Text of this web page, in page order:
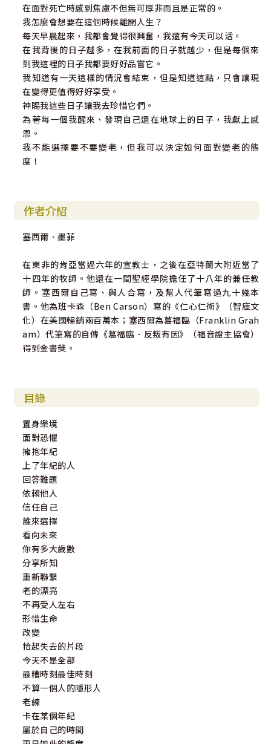
在面對死亡時感到焦慮不但無可厚非而且是正常的。
我怎麼會想要在這個時候離開人生？
每天早晨起來，我都會覺得很興奮，我還有今天可以活。
在我背後的日子越多，在我前面的日子就越少，但是每個來
到我這裡的日子我都要好好品嘗它。
我知道有一天這樣的情況會結束，但是知道這點，只會讓現
在變得更值得好好享受。
神賜我這些日子讓我去珍惜它們。
為著每一個我醒來、發現自己還在地球上的日子，我獻上感
恩。
我不能選擇要不要變老，但我可以決定如何面對變老的態
度！
作者介紹
塞西爾．墨菲
在東非的肯亞當過六年的宣教士，之後在亞特蘭大附近當了
十四年的牧師。他還在一間聖經學院擔任了十八年的兼任教
師。塞西爾自己寫、與人合寫，及幫人代筆寫過九十幾本
書。他為班卡森（Ben Carson）寫的《仁心仁術》（智庫文
化）在美國暢銷兩百萬本；塞西爾為葛福臨（Franklin Grah
am）代筆寫的自傳《葛福臨．反叛有因》（福音證主協會）
得到金書獎。
目錄
置身樂境
面對恐懼
擁抱年紀
上了年紀的人
回答難題
依賴他人
信任自己
誰來選擇
看向未來
你有多大歲數
分享所知
重新聯繫
老的漂亮
不再受人左右
形惜生命
改變
拾起失去的片段
今天不是全部
最糟時刻最佳時刻
不算一個人的隱形人
老練
卡在某個年紀
屬於自己的時間